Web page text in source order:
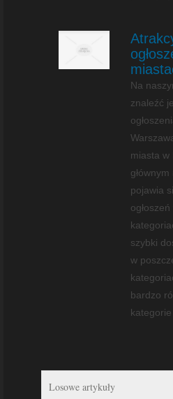
Na
znaleźć
miasta w
pojawia
szybki
w
bardzo
kategorie
Losowe artykuły